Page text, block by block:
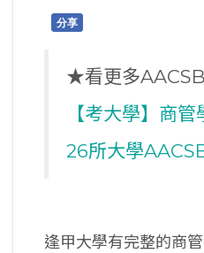
分享
★看更多AACSB
【考大學】商
26所大學
逢甲大學有完整的商